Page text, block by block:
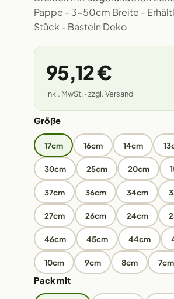
Pappe - 3-50cm Breite -
Stück - Basteln Deko
95,12 €
inkl. MwSt. · zzgl. Versand
Größe
17cm 16cm 14cm
30cm 25cm 20cm
37cm 36cm 34cm
27cm 26cm 24cm
46cm 45cm 44cm
10cm 9cm 8cm 7cm
Pack mit